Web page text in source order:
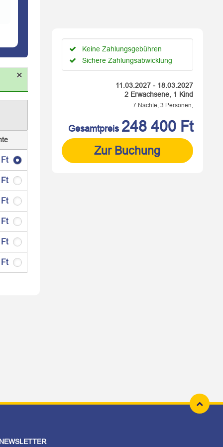
×
Keine Zahlungsgebühren
Sichere Zahlungsabwicklung
11.03.2027 - 18.03.2027
2 Erwachsene, 1 Kind
7 Nächte, 3 Personen,
Gesamtpreis 248 400 Ft
Zur Buchung